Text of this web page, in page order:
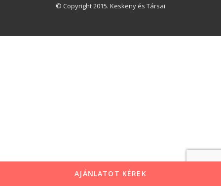
© Copyright 2015. Keskeny és Társai
AJÁNLATOT KÉREK